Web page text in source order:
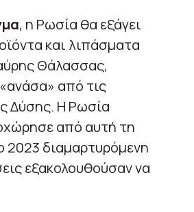
, η Ρωσία θα εξάγει
και λιπάσματα
Θάλασσας,
από τις
Δύσης. Η Ρωσία
από αυτή τη
2023 διαμαρτυρόμενη
εξακολουθούσαν να